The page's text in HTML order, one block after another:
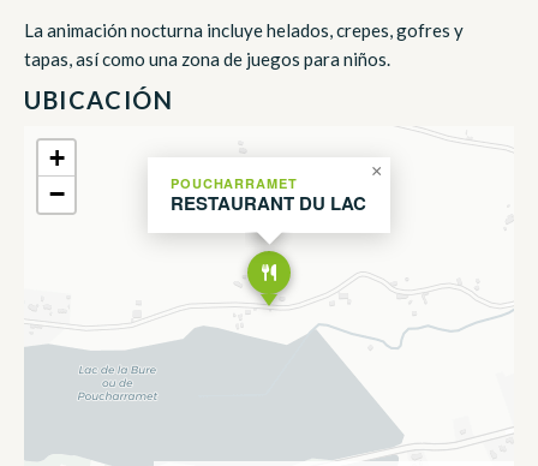
La animación nocturna incluye helados, crepes, gofres y
tapas, así como una zona de juegos para niños.
UBICACIÓN
POUCHARRAMET
RESTAURANT DU LAC
×
+
−